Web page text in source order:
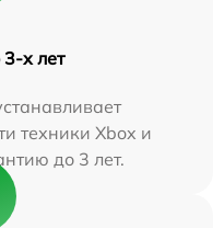
х лет
техники Xbox и
до 3 лет.